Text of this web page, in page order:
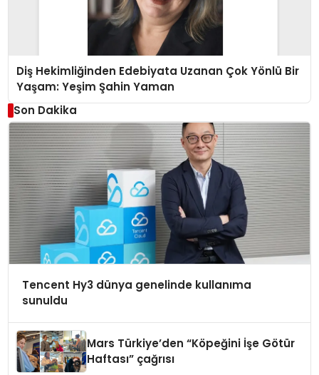
Diş Hekimliğinden Edebiyata Uzanan Çok Yönlü Bir
Yaşam: Yeşim Şahin Yaman
Son Dakika
Tencent Hy3 dünya genelinde kullanıma
sunuldu
Mars Türkiye’den “Köpeğini İşe Götür
Haftası” çağrısı